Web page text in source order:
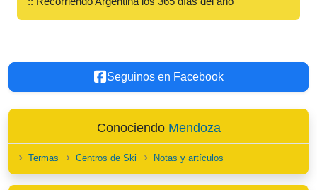
Seguinos en Facebook
Conociendo Mendoza
Termas Centros de Ski Notas y artículos